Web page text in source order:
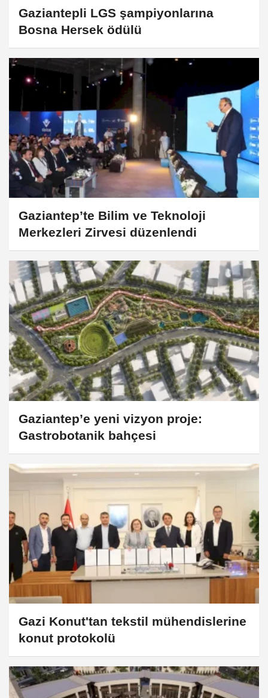
Gaziantepli LGS şampiyonlarına
Bosna Hersek ödülü
Gaziantep’te Bilim ve Teknoloji
Merkezleri Zirvesi düzenlendi
Gaziantep’e yeni vizyon proje:
Gastrobotanik bahçesi
Gazi Konut'tan tekstil mühendislerine
konut protokolü